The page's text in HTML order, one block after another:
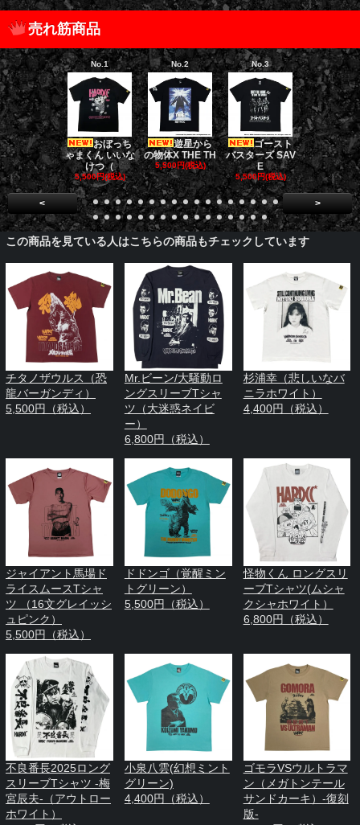
売れ筋商品
No.1
おぼっち
ゃまくん いいな
けつ（
5,500円(税込)
No.2
遊星から
の物体X THE TH
5,500円(税込)
No.3
ゴースト
バスターズ SAV
E
5,500円(税込)
No.4
ゴー
バスターズ
ージャ
5,500円(税
< >
この商品を見ている人はこちらの商品もチェックしています
チタノザウルス（恐
龍バーガンディ）
5,500円（税込）
Mr.ビーン/大騒動ロ
ングスリーブTシャ
ツ（大迷惑ネイビ
ー）
6,800円（税込）
杉浦幸（悲しいなバ
ニラホワイト）
4,400円（税込）
ジャイアント馬場ド
ライスムースTシャ
ツ （16文グレイッシ
ュピンク）
5,500円（税込）
ドドンゴ（覚醒ミン
トグリーン）
5,500円（税込）
怪物くん ロングスリ
ーブTシャツ(ムシャ
クシャホワイト）
6,800円（税込）
不良番長2025ロング
スリーブTシャツ -梅
宮辰夫-（アウトロー
ホワイト）
小泉八雲(幻想ミント
グリーン)
4,400円（税込）
ゴモラVSウルトラマ
ン（メガトンテール
サンドカーキ）-復刻
版-